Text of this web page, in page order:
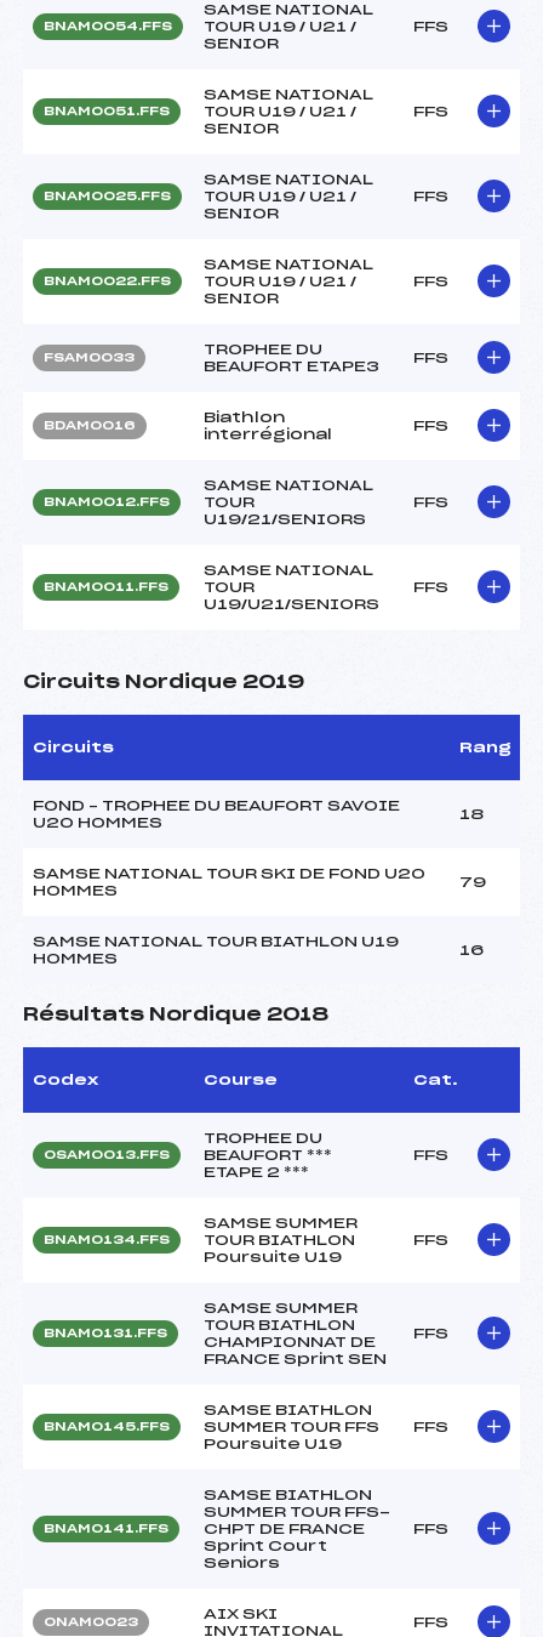
BNAM0054.FFS
SAMSE NATIONAL
TOUR U19 / U21 /
SENIOR
FFS
BNAM0051.FFS
SAMSE NATIONAL
TOUR U19 / U21 /
SENIOR
FFS
BNAM0025.FFS
SAMSE NATIONAL
TOUR U19 / U21 /
SENIOR
FFS
BNAM0022.FFS
SAMSE NATIONAL
TOUR U19 / U21 /
SENIOR
FFS
FSAM0033
TROPHEE DU
BEAUFORT ETAPE3
FFS
BDAM0016
Biathlon
interrégional
FFS
BNAM0012.FFS
SAMSE NATIONAL
TOUR
U19/21/SENIORS
FFS
BNAM0011.FFS
SAMSE NATIONAL
TOUR
U19/U21/SENIORS
FFS
Circuits Nordique 2019
Circuits Rang
FOND – TROPHEE DU BEAUFORT SAVOIE
U20 HOMMES
18
SAMSE NATIONAL TOUR SKI DE FOND U20
HOMMES
79
SAMSE NATIONAL TOUR BIATHLON U19
HOMMES
16
Résultats Nordique 2018
Codex Course Cat.
OSAM0013.FFS
TROPHEE DU
BEAUFORT ***
ETAPE 2 ***
FFS
BNAM0134.FFS
SAMSE SUMMER
TOUR BIATHLON
Poursuite U19
FFS
BNAM0131.FFS
SAMSE SUMMER
TOUR BIATHLON
CHAMPIONNAT DE
FRANCE Sprint SEN
FFS
BNAM0145.FFS
SAMSE BIATHLON
SUMMER TOUR FFS
Poursuite U19
FFS
BNAM0141.FFS
SAMSE BIATHLON
SUMMER TOUR FFS-
CHPT DE FRANCE
Sprint Court
Seniors
FFS
ONAM0023
AIX SKI
INVITATIONAL
FFS